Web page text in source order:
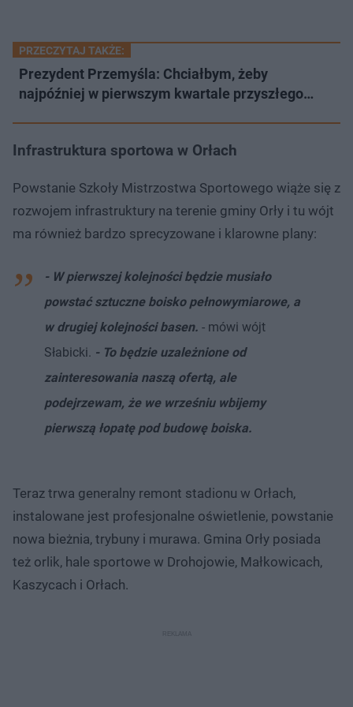
PRZECZYTAJ TAKŻE:
Prezydent Przemyśla: Chciałbym, żeby
najpóźniej w pierwszym kwartale przyszłego…
Infrastruktura sportowa w Orłach
Powstanie Szkoły Mistrzostwa Sportowego wiąże się z
rozwojem infrastruktury na terenie gminy Orły i tu wójt
ma również bardzo sprecyzowane i klarowne plany:
- W pierwszej kolejności będzie musiało
powstać sztuczne boisko pełnowymiarowe, a
w drugiej kolejności basen. - mówi wójt
Słabicki. - To będzie uzależnione od
zainteresowania naszą ofertą, ale
podejrzewam, że we wrześniu wbijemy
pierwszą łopatę pod budowę boiska.
Teraz trwa generalny remont stadionu w Orłach,
instalowane jest profesjonalne oświetlenie, powstanie
nowa bieżnia, trybuny i murawa. Gmina Orły posiada
też orlik, hale sportowe w Drohojowie, Małkowicach,
Kaszycach i Orłach.